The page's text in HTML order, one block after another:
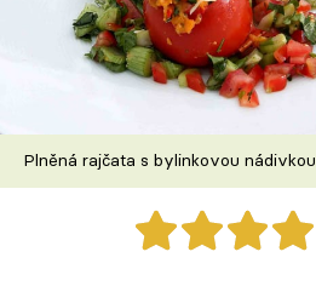
TV Program
Škola vaření
Recepty z TV
Speciál: Cuketa
Plněná rajčata s bylinkovou nádivkou